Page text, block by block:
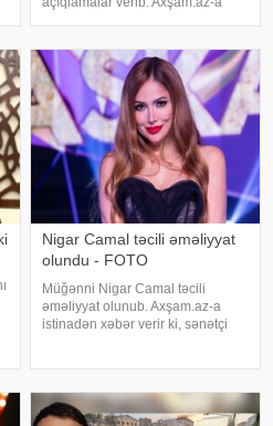
avtomobil idarə etmədiyini deyib.
O, sürücü ilə hərəkə
Nigar Camal təcili əməliyyat
olundu - FOTO
Müğənni Nigar Camal təcili
əməliyyat olunub. Axşam.az-a
istinadən xəbər verir ki, sənətçi
olduğunu bildirib:. "Bu gün
gözlənilmədə